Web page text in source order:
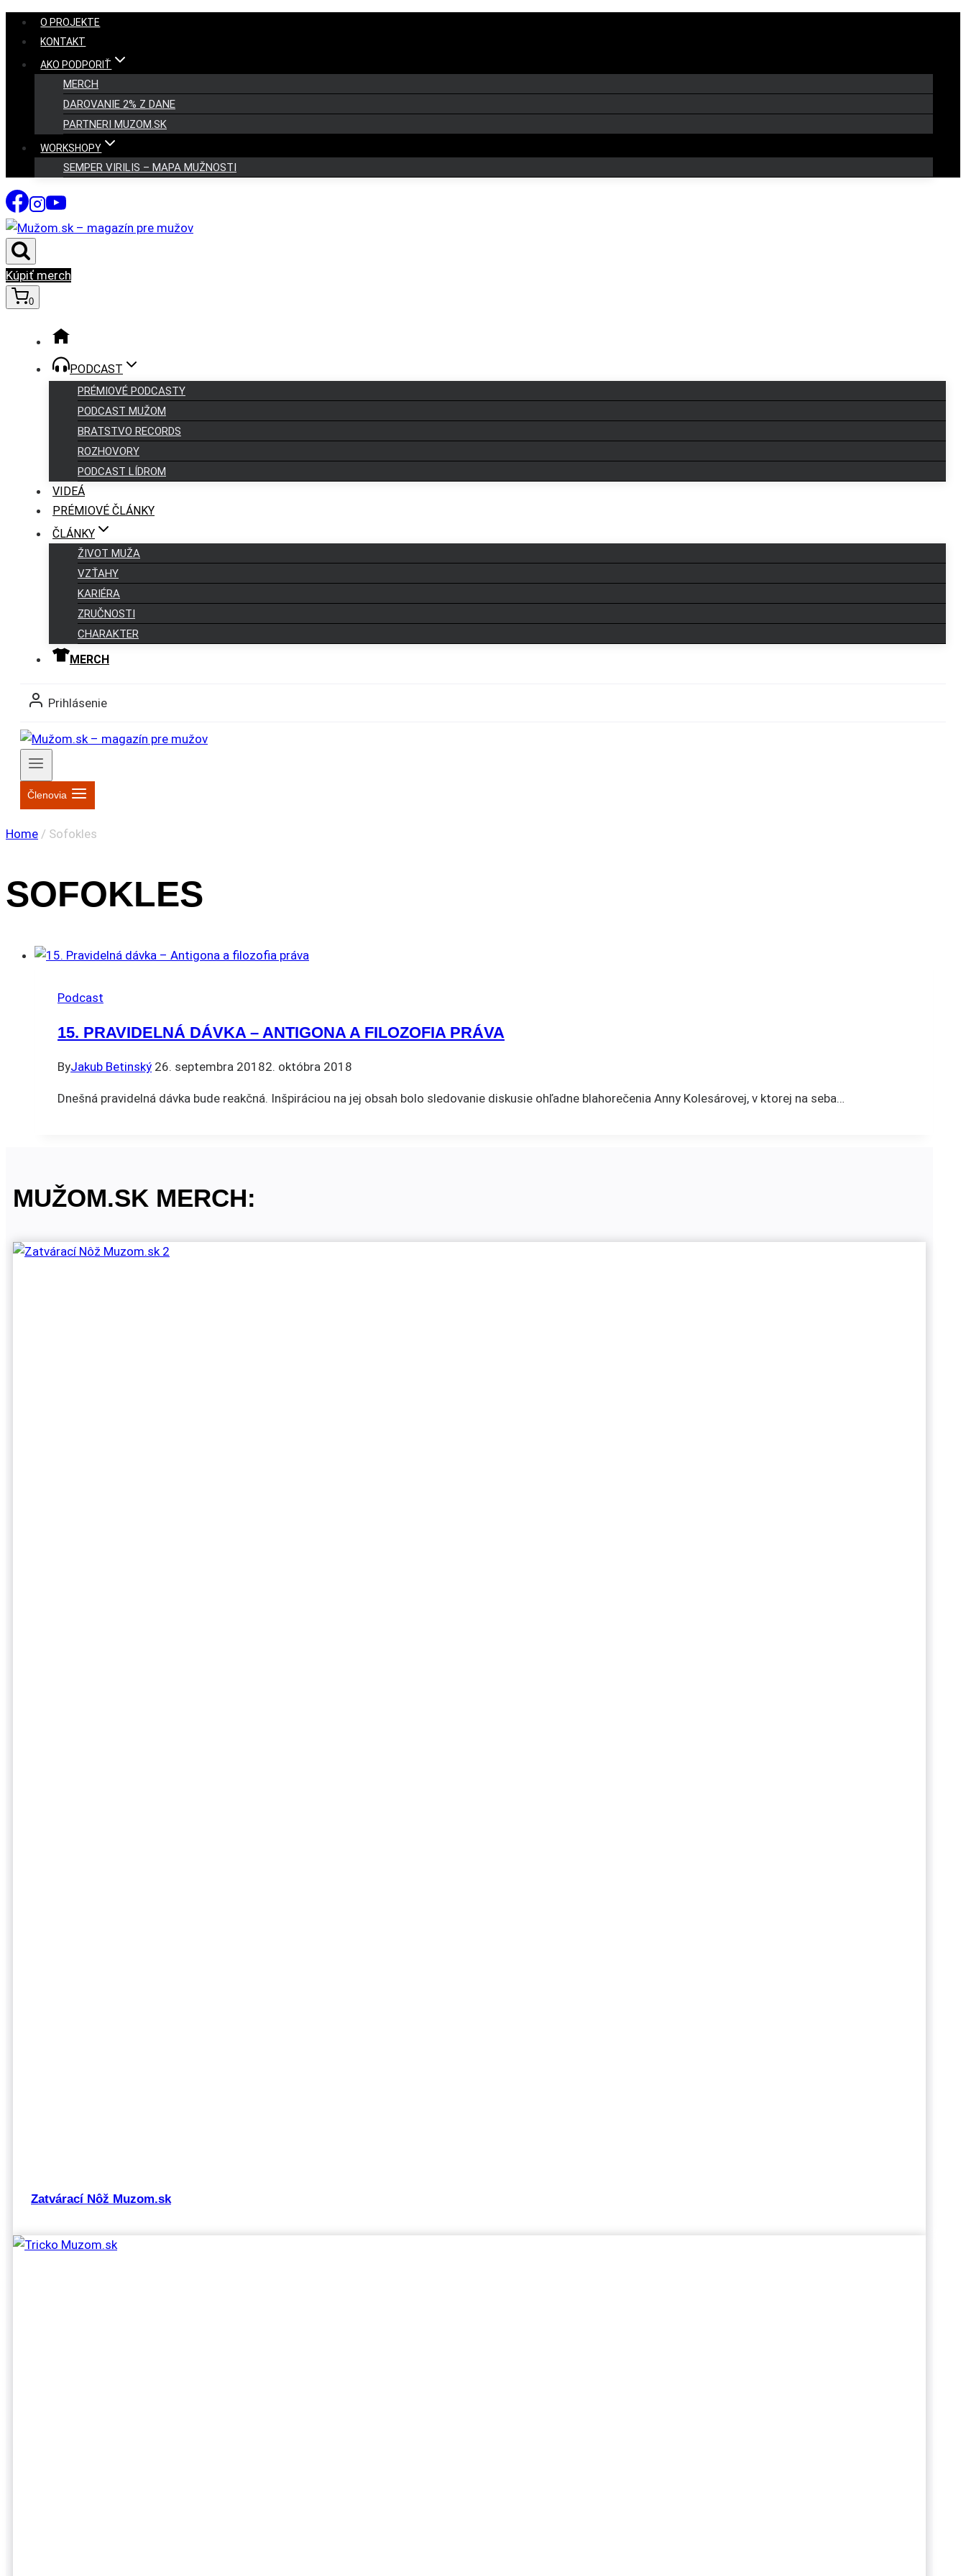
Skip
content
O PROJEKTE
KONTAKT
AKO PODPORIŤ
MERCH
DAROVANIE 2% Z DANE
PARTNERI MUZOM.SK
WORKSHOPY
SEMPER VIRILIS – MAPA MUŽNOSTI
Kúpiť merch
0
PODCAST
PRÉMIOVÉ PODCASTY
PODCAST MUŽOM
BRATSTVO RECORDS
ROZHOVORY
PODCAST LÍDROM
VIDEÁ
PRÉMIOVÉ ČLÁNKY
ČLÁNKY
ŽIVOT MUŽA
VZŤAHY
KARIÉRA
ZRUČNOSTI
CHARAKTER
MERCH
Prihlásenie
Členovia
Home / Sofokles
SOFOKLES
Podcast
15. PRAVIDELNÁ DÁVKA – ANTIGONA A FILOZOFIA PRÁVA
ByJakub Betinský 26. septembra 20182. októbra 2018
Dnešná pravidelná dávka bude reakčná. Inšpiráciou na jej obsah bolo sledovanie diskusie ohľadne blahorečenia Anny Kolesárovej, v ktorej na seba…
MUŽOM.SK MERCH:
Zatvárací Nôž Muzom.sk